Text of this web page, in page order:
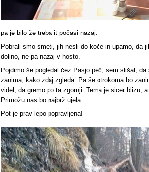
pa je bilo že treba it počasi nazaj.
Pobrali smo smeti, jih nesli do koče in upamo, da
dolino, ne pa nazaj v hosto.
Pojdimo še pogledal čez Pasjo peč, sem slišal, da
zanima, kako zdaj zgleda. Pa še otrokoma bo
videl, da gremo po ta zgornji. Tema je sicer blizu,
Primožu nas bo najbrž ujela.
Pot je prav lepo popravljena!